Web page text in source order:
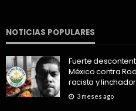
NOTICIAS POPULARES
Fuerte
México contra
racista y
3 meses ago